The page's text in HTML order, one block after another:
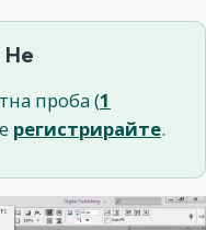
Не
проба (1
регистрирайте.